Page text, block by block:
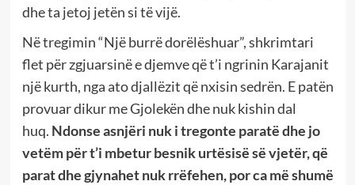
dhe ta jetoj jetën si të vijë.
Në tregimin “Një burrë dorëlëshuar”, shkrimtari
flet për zgjuarsinë e djemve që t’i ngrinin Karajanit
një kurth, nga ato djallëzit që nxisin sedrën. E patën
provuar dikur me Gjolekën dhe nuk kishin dal
huq. Ndonse asnjëri nuk i tregonte paratë dhe jo
vetëm për t’i mbetur besnik urtësisë së vjetër, që
parat dhe gjynahet nuk rrëfehen, por ca më shumë